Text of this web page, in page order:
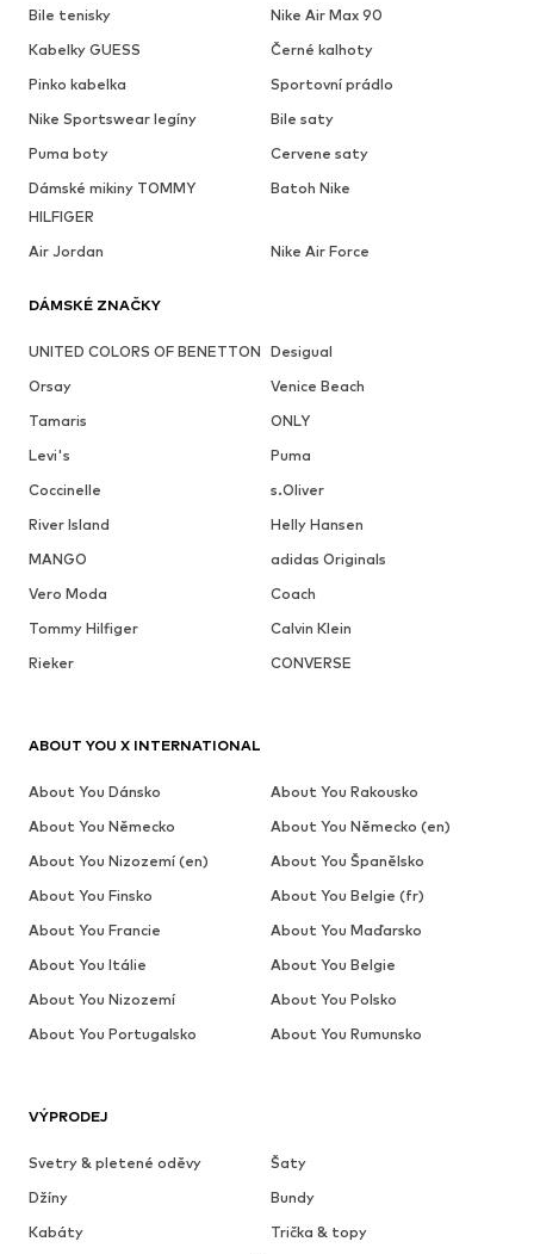
Bile tenisky
Nike Air Max 90
Kabelky GUESS
Černé kalhoty
Pinko kabelka
Sportovní prádlo
Nike Sportswear legíny
Bile saty
Puma boty
Cervene saty
Dámské mikiny TOMMY
HILFIGER
Batoh Nike
Air Jordan Nike Air Force
DÁMSKÉ ZNAČKY
UNITED COLORS OF BENETTON Desigual
Orsay
Venice Beach
Tamaris
ONLY
Levi's
Puma
Coccinelle
s.Oliver
River Island
Helly Hansen
MANGO
adidas Originals
Vero Moda
Coach
Tommy Hilfiger
Calvin Klein
Rieker
CONVERSE
VÝPRODEJ
Svetry & pletené oděvy
Šaty
Džíny
Bundy
Kabáty
Trička & topy
ABOUT YOU X INTERNATIONAL
About You Dánsko
About You Rakousko
About You Německo
About You Německo (en)
About You Nizozemí (en)
About You Španělsko
About You Finsko
About You Belgie (fr)
About You Francie
About You Maďarsko
About You Itálie
About You Belgie
About You Nizozemí
About You Polsko
About You Portugalsko
About You Rumunsko